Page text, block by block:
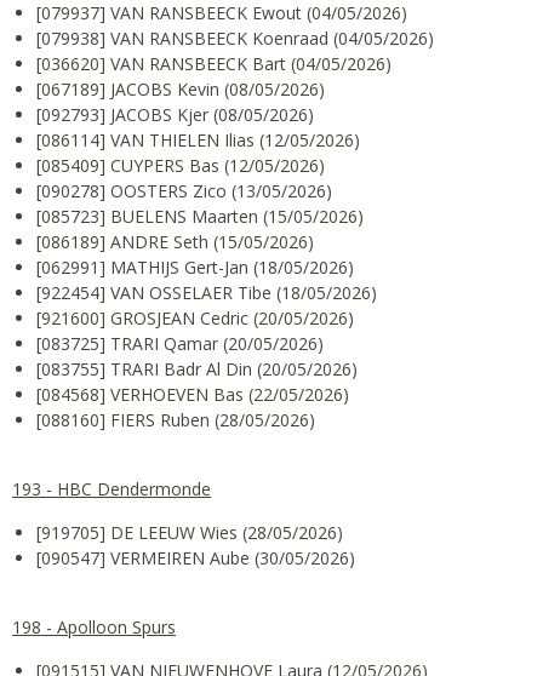
[079937] VAN RANSBEECK Ewout (04/05/2026)
[079938] VAN RANSBEECK Koenraad (04/05/2026)
[036620] VAN RANSBEECK Bart (04/05/2026)
[067189] JACOBS Kevin (08/05/2026)
[092793] JACOBS Kjer (08/05/2026)
[086114] VAN THIELEN Ilias (12/05/2026)
[085409] CUYPERS Bas (12/05/2026)
[090278] OOSTERS Zico (13/05/2026)
[085723] BUELENS Maarten (15/05/2026)
[086189] ANDRE Seth (15/05/2026)
[062991] MATHIJS Gert-Jan (18/05/2026)
[922454] VAN OSSELAER Tibe (18/05/2026)
[921600] GROSJEAN Cedric (20/05/2026)
[083725] TRARI Qamar (20/05/2026)
[083755] TRARI Badr Al Din (20/05/2026)
[084568] VERHOEVEN Bas (22/05/2026)
[088160] FIERS Ruben (28/05/2026)
193 - HBC Dendermonde
[919705] DE LEEUW Wies (28/05/2026)
[090547] VERMEIREN Aube (30/05/2026)
198 - Apolloon Spurs
[091515] VAN NIEUWENHOVE Laura (12/05/2026)